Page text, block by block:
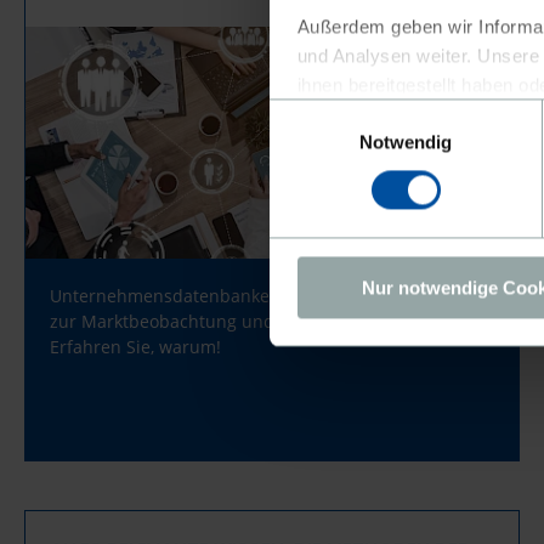
Außerdem geben wir
und Analysen weiter.
darauf hin, dass nach
Datentransfer in den USA
Standardvertragsklauseln,
verwenden. Sie können nur
Schaltfläche Einstellungen
Weitere Informationen
Notwendig
Nur notwendige
Unternehmensdatenbanken sind das Mittel der Wahl
zur Marktbeobachtung und Neukundengewinnung.
Erfahren Sie, warum!